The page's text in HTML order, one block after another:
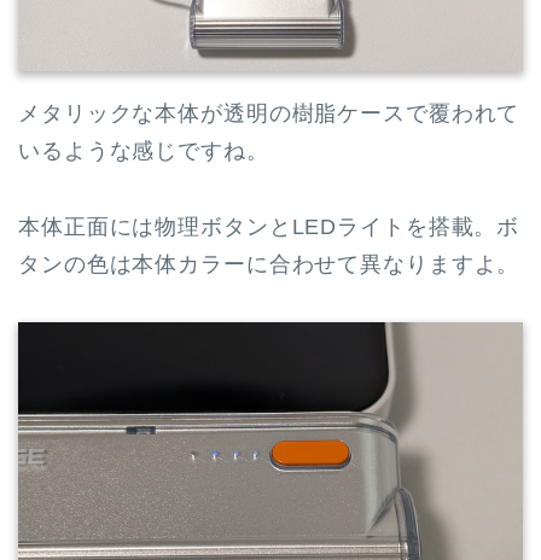
メタリックな本体が透明の樹脂ケースで覆われて
いるような感じですね。
本体正面には物理ボタンとLEDライトを搭載。ボ
タンの色は本体カラーに合わせて異なりますよ。